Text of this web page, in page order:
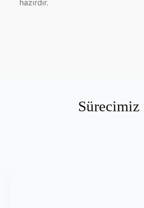
hazırdır.
Sürecimiz